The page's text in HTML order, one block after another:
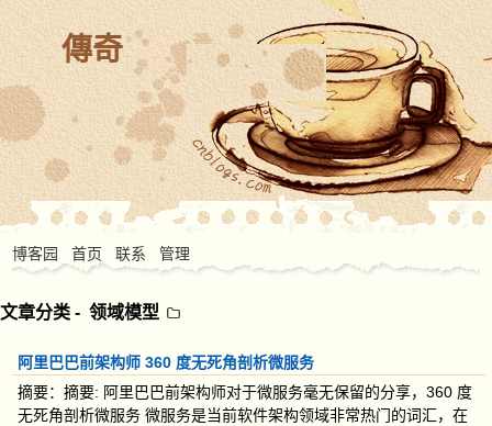
傳奇
博客园 首页 联系 管理
文章分类 - 领域模型
阿里巴巴前架构师 360 度无死角剖析微服务
摘要：摘要: 阿里巴巴前架构师对于微服务毫无保留的分享，360 度
无死角剖析微服务 微服务是当前软件架构领域非常热门的词汇，在